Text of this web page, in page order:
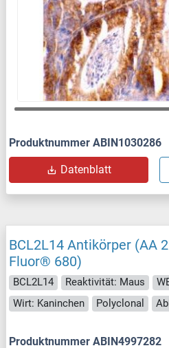
Produktnummer ABIN1030286
Datenblatt
BCL2L14 Antikörper (AA
Fluor® 680)
BCL2L14 Reaktivität: Maus
Wirt: Kaninchen
Polyclonal
Produktnummer ABIN4997282